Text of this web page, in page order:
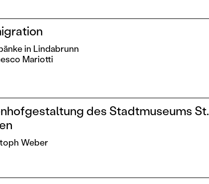
in Lindabrunn
Mariotti
des Stadtmuseums St.
Weber